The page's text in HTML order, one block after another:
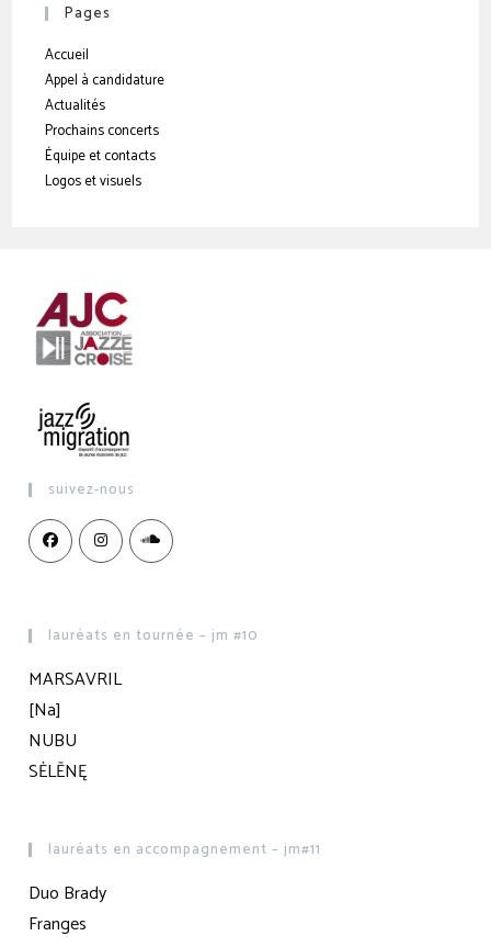
Pages
Accueil
Appel à candidature
Actualités
Prochains concerts
Équipe et contacts
Logos et visuels
suivez-nous
lauréats en tournée – jm #10
MARSAVRIL
[Na]
NUBU
SĖLĒNĘ
lauréats en accompagnement – jm#11
Duo Brady
Franges